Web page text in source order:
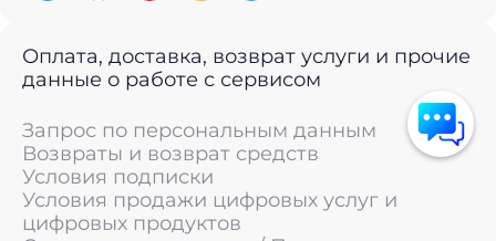
Оплата, доставка, возврат услуги и прочие
данные о работе с сервисом
Запрос по персональным данным
Возвраты и возврат средств
Условия подписки
Условия продажи цифровых услуг и
цифровых продуктов